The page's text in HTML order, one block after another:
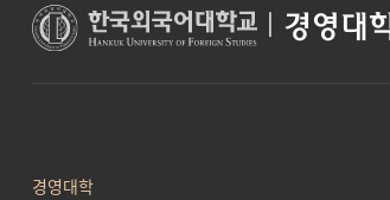
| 경영대
경영대학